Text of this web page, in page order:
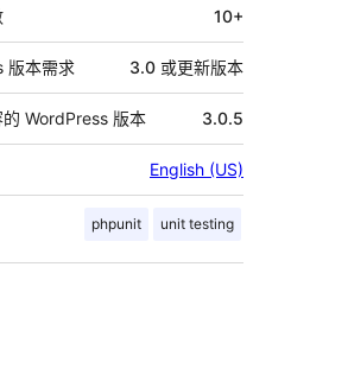
10+
版本需求 3.0 或更新版本
WordPress 版本 3.0.5
English (US)
phpunit unit testing